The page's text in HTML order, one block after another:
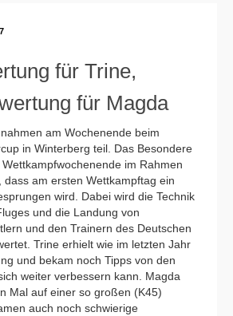
für Trine,
für Magda
am Wochenende beim
in Winterberg teil. Das Besondere
im Rahmen
dass am ersten Wettkampftag ein
wird. Dabei wird die Technik
und die Landung von
und den Trainern des Deutschen
Trine erhielt wie im letzten Jahr
und bekam noch Tipps von den
weiter verbessern kann. Magda
Mal auf einer so großen (K45)
auch noch schwierige